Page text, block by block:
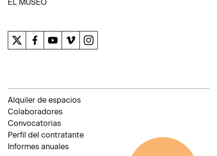
EL MUSEO
Alquiler de espacios
Colaboradores
Convocatorias
Perfil del contratante
Informes anuales